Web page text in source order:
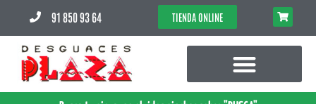
91 850 93 64 TIENDA ONLINE